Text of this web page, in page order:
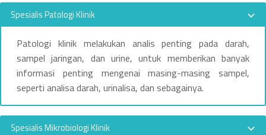
Spesialis Patologi Klinik
Patologi klinik melakukan analis penting pada darah,
sampel jaringan, dan urine, untuk memberikan banyak
informasi penting mengenai masing-masing sampel,
seperti analisa darah, urinalisa, dan sebagainya.
Spesialis Mikrobiologi Klinik